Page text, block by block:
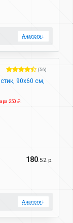
Аналоги↓
(56)
90х60 см,
250 ₽.
180 .52 р.
Аналоги↓